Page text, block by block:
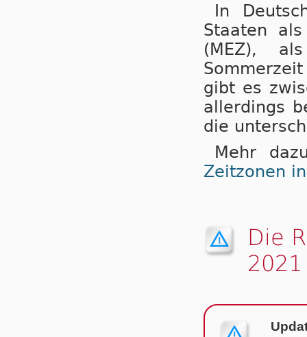
In
Staaten
(MEZ),
gibt es
aller­dings
die
Mehr
Zeitzonen
Die
2021